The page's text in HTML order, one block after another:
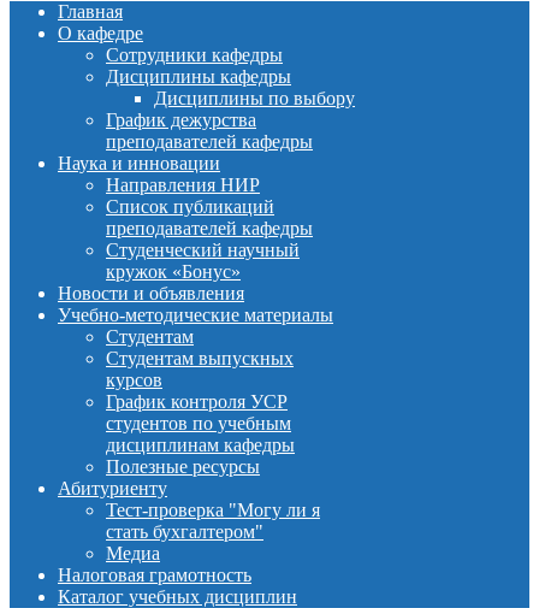
Главная
О кафедре
Сотрудники кафедры
Дисциплины кафедры
Дисциплины по выбору
График дежурства
преподавателей кафедры
Наука и инновации
Направления НИР
Список публикаций
преподавателей кафедры
Студенческий научный
кружок «Бонус»
Новости и объявления
Учебно-методические материалы
Студентам
Студентам выпускных
курсов
График контроля УСР
студентов по учебным
дисциплинам кафедры
Полезные ресурсы
Абитуриенту
Тест-проверка "Могу ли я
стать бухгалтером"
Медиа
Налоговая грамотность
Каталог учебных дисциплин